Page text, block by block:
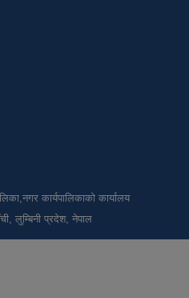
कार्यपालिकाको कार्यालय
लुम्बिनी प्रदेश, नेपाल